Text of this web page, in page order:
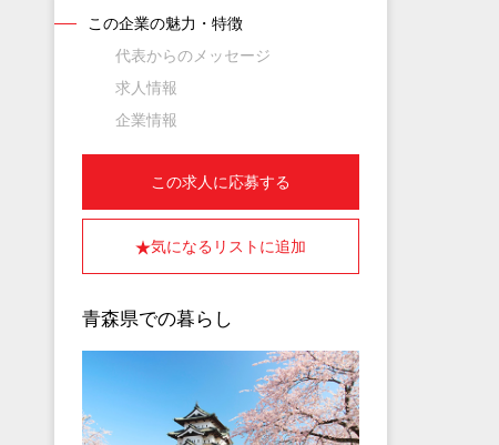
この企業の魅力・特徴
代表からのメッセージ
求人情報
企業情報
この求人に応募する
気になるリストに追加
青森県での暮らし